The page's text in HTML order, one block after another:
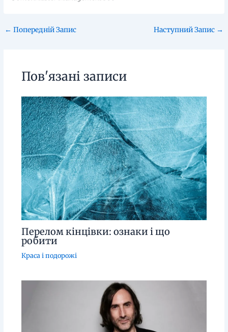
← Попередній Запис Наступний Запис →
Пов'язані записи
Перелом кінцівки: ознаки і що
робити
Краса і подорожі